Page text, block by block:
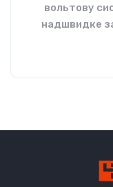
вольтову
надшвидке